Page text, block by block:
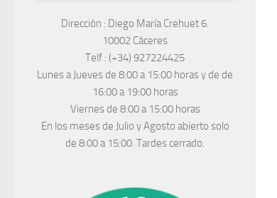
Dirección : Diego María Crehuet 6.
10002 Cáceres
Telf : (+34) 927224425
Lunes a Jueves de 8:00 a 15:00 horas y de de
16:00 a 19:00 horas
Viernes de 8:00 a 15:00 horas
En los meses de Julio y Agosto abierto solo
de 8:00 a 15:00. Tardes cerrado.